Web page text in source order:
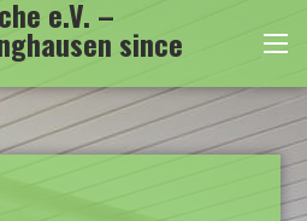
e.V. –
since